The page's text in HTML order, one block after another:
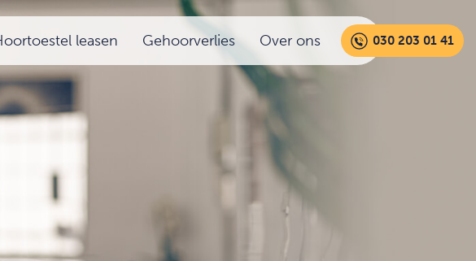
leasen Gehoorverlies Over ons 030 203 01 41